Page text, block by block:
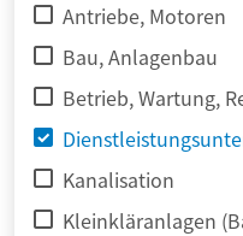
Antriebe, Motoren
Bau, Anlagenbau
Betrieb, Wartung,
Kanalisation
Kleinkläranlagen